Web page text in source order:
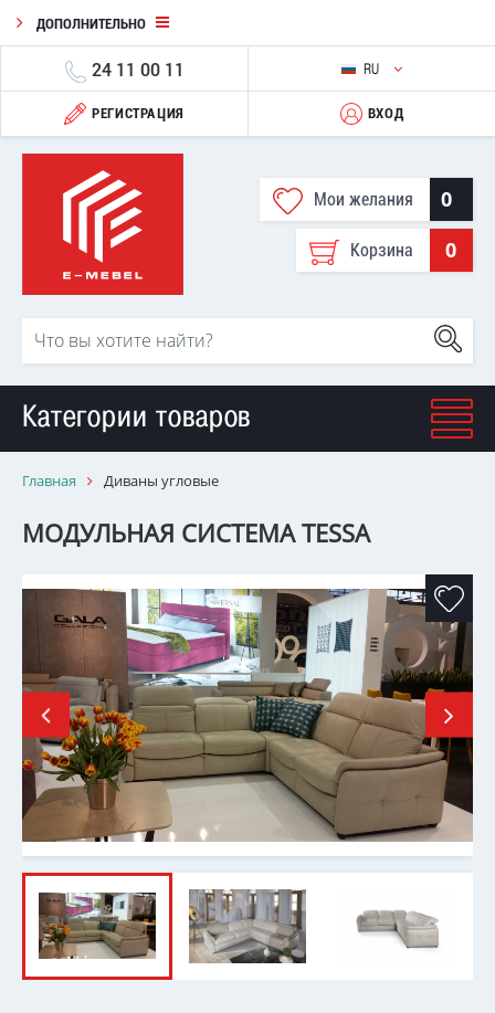
ДОПОЛНИТЕЛЬНО
24 11 00 11 RU
РЕГИСТРАЦИЯ ВХОД
Мои желания 0
Корзина 0
Категории товаров
Главная Диваны угловые
МОДУЛЬНАЯ СИСТЕМА TESSA